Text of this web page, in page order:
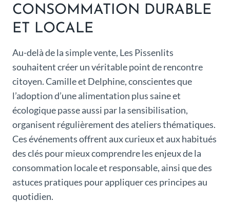
CONSOMMATION DURABLE
ET LOCALE
Au-delà de la simple vente, Les Pissenlits
souhaitent créer un véritable point de rencontre
citoyen. Camille et Delphine, conscientes que
l’adoption d’une alimentation plus saine et
écologique passe aussi par la sensibilisation,
organisent régulièrement des ateliers thématiques.
Ces événements offrent aux curieux et aux habitués
des clés pour mieux comprendre les enjeux de la
consommation locale et responsable, ainsi que des
astuces pratiques pour appliquer ces principes au
quotidien.